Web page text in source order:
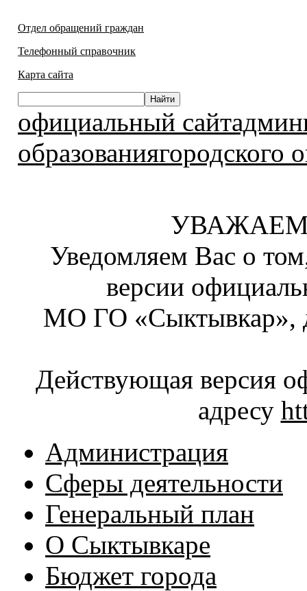
Отдел обращений граждан
Телефонный справочник
Карта сайта
официальный
образованиягородского
Уведомляем Вас о
версии
МО ГО «Сыктывкар»,
Действующая версия
адресу
Администрация
Сферы деятельности
Генеральный план
О Сыктывкаре
Бюджет города